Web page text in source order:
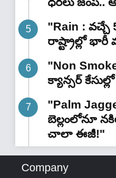
"Rain : వచ్చే
రాష్ట్రాల్లో భారీ
"Non
క్యాన్సర్
"Palm
బెల్లంలోనూ
చాలా ఈజీ!"
Company